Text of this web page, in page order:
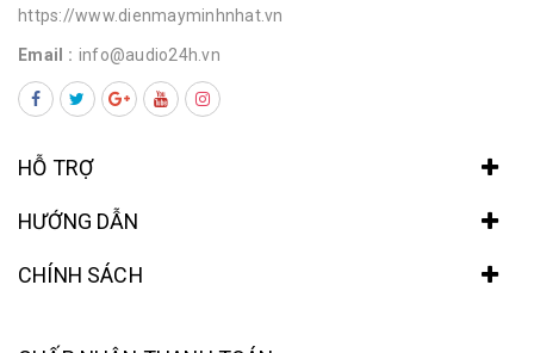
https://www.dienmayminhnhat.vn
Email : info@audio24h.vn
HỖ TRỢ
HƯỚNG DẪN
CHÍNH SÁCH